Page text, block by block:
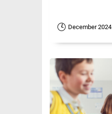
December 2024